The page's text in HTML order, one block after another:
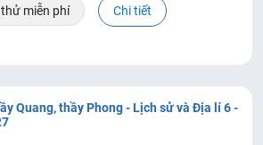
miễn phí Chi tiết
Quang, thầy Phong - Lịch sử và Địa lí 6 -